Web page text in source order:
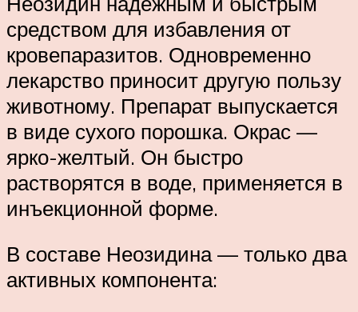
средством для избавления от
кровепаразитов. Одновременно
лекарство приносит другую пользу
животному. Препарат выпускается
в виде сухого порошка. Окрас —
ярко-желтый. Он быстро
растворятся в воде, применяется в
инъекционной форме.
В составе Неозидина — только два
активных компонента: